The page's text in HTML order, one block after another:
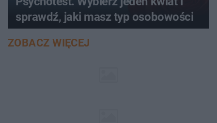
sprawdź, jaki masz typ osobowości
ZOBACZ WIĘCEJ